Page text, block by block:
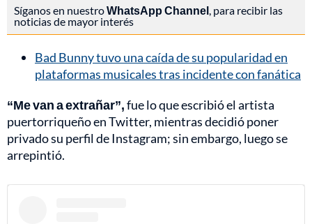
Síganos en nuestroWhatsApp Channel, para recibir las
noticias de mayor interés
Bad Bunny tuvo una caída de su popularidad en
plataformas musicales tras incidente con fanática
“Me van a extrañar”,fue lo que escribió el artista
puertorriqueño en Twitter, mientras decidió poner
privado su perfil de Instagram; sin embargo, luego se
arrepintió.